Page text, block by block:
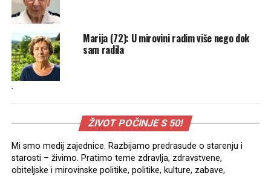
Marija (72): U mirovini radim više nego dok
sam radila
.
ŽIVOT POČINJE S 50!
Mi smo medij zajednice. Razbijamo predrasude o starenju i
starosti – živimo. Pratimo teme zdravlja, zdravstvene,
obiteljske i mirovinske politike, politike, kulture, zabave,